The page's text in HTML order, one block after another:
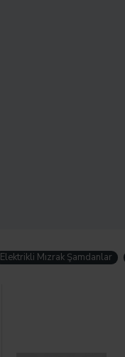
Elektrikli Mızrak Şamdanlar